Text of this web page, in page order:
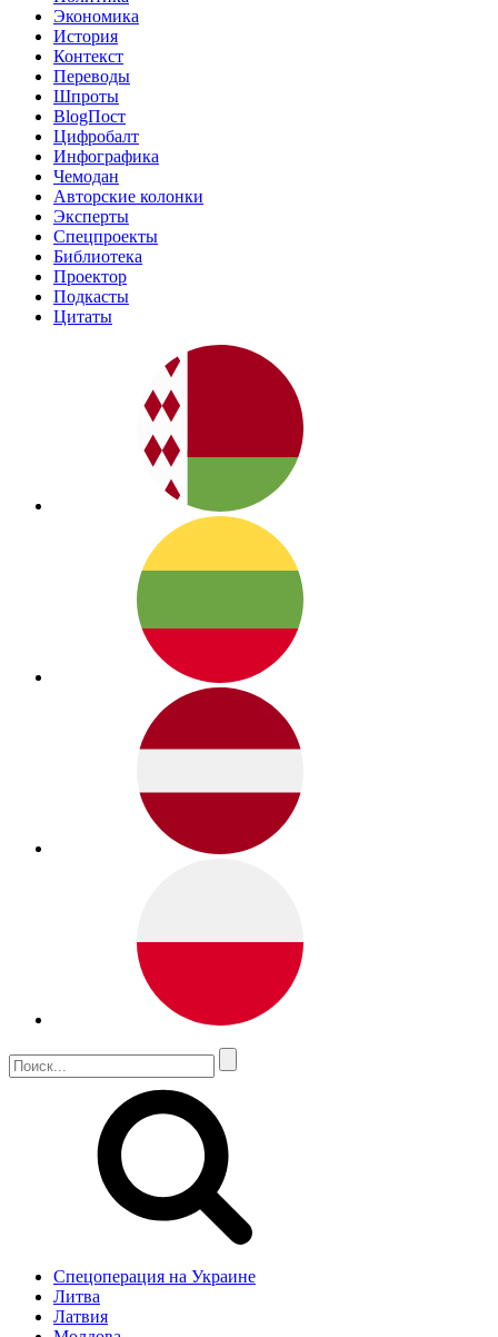
Экономика
История
Контекст
Переводы
Шпроты
BlogПост
Цифробалт
Инфографика
Чемодан
Авторские колонки
Эксперты
Спецпроекты
Библиотека
Проектор
Подкасты
Цитаты
Спецоперация на Украине
Литва
Латвия